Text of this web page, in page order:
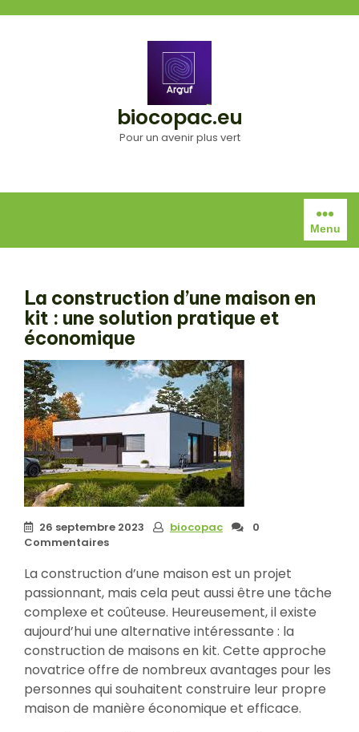
biocopac.eu
Pour un avenir plus vert
Menu
La construction d’une maison en
kit : une solution pratique et
économique
26 septembre 2023 biocopac
0
Commentaires
La construction d’une maison est un projet
passionnant, mais cela peut aussi être une tâche
complexe et coûteuse. Heureusement, il existe
aujourd’hui une alternative intéressante : la
construction de maisons en kit. Cette approche
novatrice offre de nombreux avantages pour les
personnes qui souhaitent construire leur propre
maison de manière économique et efficace.